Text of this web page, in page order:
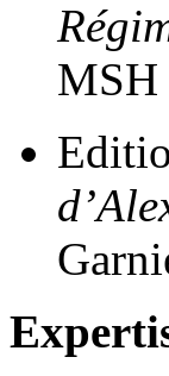
MSH